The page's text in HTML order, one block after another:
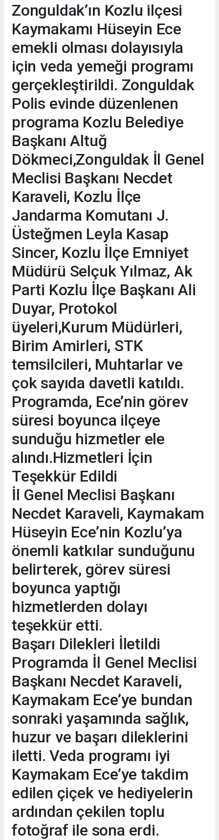
Zonguldak’ın Kozlu ilçesi
Kaymakamı Hüseyin Ece
emekli olması dolayısıyla
için veda yemeği programı
gerçekleştirildi. Zonguldak
Polis evinde düzenlenen
programa Kozlu Belediye
Başkanı Altuğ
Dökmeci,Zonguldak İl Genel
Meclisi Başkanı Necdet
Karaveli, Kozlu İlçe
Jandarma Komutanı J.
Üsteğmen Leyla Kasap
Sincer, Kozlu İlçe Emniyet
Müdürü Selçuk Yılmaz, Ak
Parti Kozlu İlçe Başkanı Ali
Duyar, Protokol
üyeleri,Kurum Müdürleri,
Birim Amirleri, STK
temsilcileri, Muhtarlar ve
çok sayıda davetli katıldı.
Programda, Ece’nin görev
süresi boyunca ilçeye
sunduğu hizmetler ele
alındı.Hizmetleri İçin
Teşekkür Edildi
İl Genel Meclisi Başkanı
Necdet Karaveli, Kaymakam
Hüseyin Ece’nin Kozlu’ya
önemli katkılar sunduğunu
belirterek, görev süresi
boyunca yaptığı
hizmetlerden dolayı
teşekkür etti.
Başarı Dilekleri İletildi
Programda İl Genel Meclisi
Başkanı Necdet Karaveli,
Kaymakam Ece’ye bundan
sonraki yaşamında sağlık,
huzur ve başarı dileklerini
iletti. Veda programı iyi
Kaymakam Ece’ye takdim
edilen çiçek ve hediyelerin
ardından çekilen toplu
fotoğraf ile sona erdi.